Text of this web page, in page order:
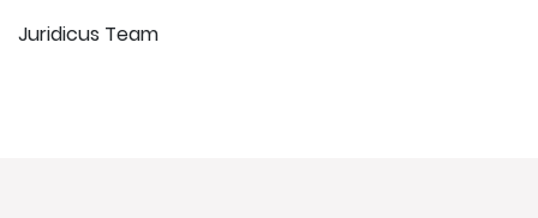
Juridicus Team